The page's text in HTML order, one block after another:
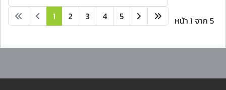
หน้า 1 จาก 5
1 2 3 4 5